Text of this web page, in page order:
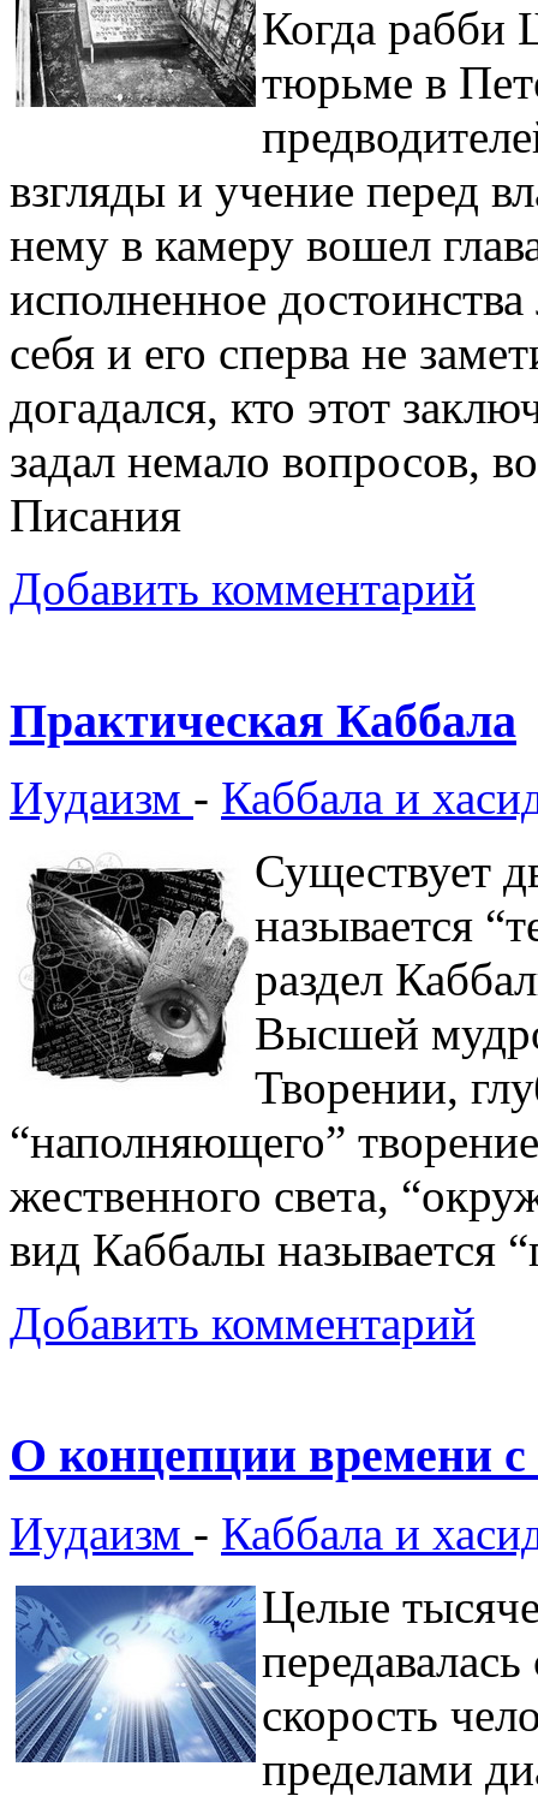
Когда рабби
тюрьме в
взгляды и учение перед
нему в камеру вошел
исполненное
себя и его сперва не
догадался, кто этот
задал немало вопросов,
Писания
Добавить комментарий
Практическая Каббала
Иудаизм - Каббала и
Существует
называется
раздел
Высшей
Творении,
“наполняющего”
жественного света,
вид Каббалы называется
Добавить комментарий
О концепции времени
Иудаизм - Каббала и
Целые
скорость
пределами